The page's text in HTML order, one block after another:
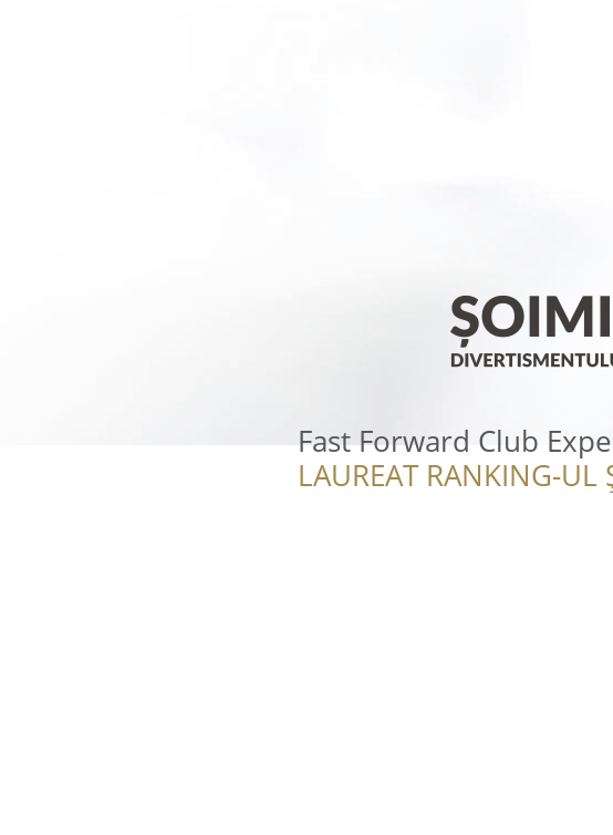
Fast Forward Club
LAUREAT RANKING-UL